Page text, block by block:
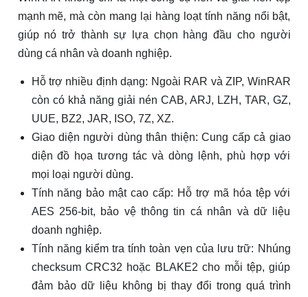
mạnh mẽ, mà còn mang lại hàng loạt tính năng nổi bật,
giúp nó trở thành sự lựa chọn hàng đầu cho người
dùng cá nhân và doanh nghiệp.
Hỗ trợ nhiều định dạng: Ngoài RAR và ZIP, WinRAR
còn có khả năng giải nén CAB, ARJ, LZH, TAR, GZ,
UUE, BZ2, JAR, ISO, 7Z, XZ.
Giao diện người dùng thân thiện: Cung cấp cả giao
diện đồ họa tương tác và dòng lệnh, phù hợp với
mọi loại người dùng.
Tính năng bảo mật cao cấp: Hỗ trợ mã hóa tệp với
AES 256-bit, bảo vệ thông tin cá nhân và dữ liệu
doanh nghiệp.
Tính năng kiểm tra tính toàn vẹn của lưu trữ: Nhúng
checksum CRC32 hoặc BLAKE2 cho mỗi tệp, giúp
đảm bảo dữ liệu không bị thay đổi trong quá trình